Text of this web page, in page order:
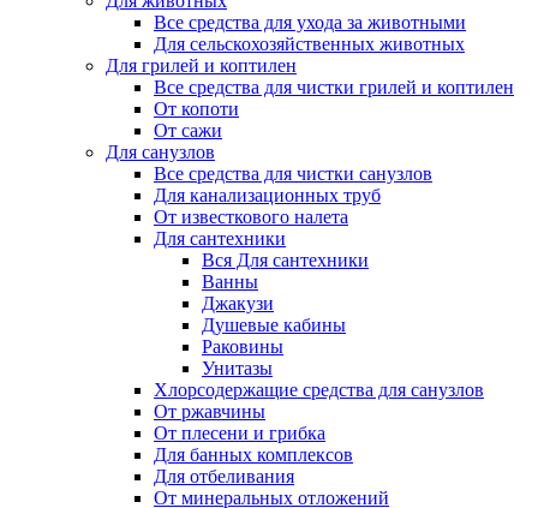
Все средства для ухода за животными
Для сельскохозяйственных животных
Для грилей и коптилен
Все средства для чистки грилей и коптилен
От копоти
От сажи
Для санузлов
Все средства для чистки санузлов
Для канализационных труб
От известкового налета
Для сантехники
Вся Для сантехники
Ванны
Джакузи
Душевые кабины
Раковины
Унитазы
Хлорсодержащие средства для санузлов
От ржавчины
От плесени и грибка
Для банных комплексов
Для отбеливания
От минеральных отложений